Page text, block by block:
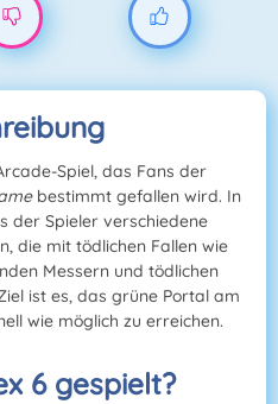
Spiel, das Fans der
bestimmt gefallen wird. In
der Spieler verschiedene
die mit tödlichen Fallen wie
Messern und tödlichen
ist es, das grüne Portal am
wie möglich zu erreichen.
6 gespielt?